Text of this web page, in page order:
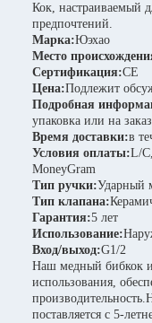
Кок, настраиваемый
предпочтений.
Марка:Юэхао
Место
Сертификация:CE
Цена:Подлежит
Подробная
упаковка или на заказ
Время доставки:в
Условия оплаты:L/
MoneyGram
Тип ручки:Ударный
Тип клапана:
Гарантия:5 лет
Использование:
Вход/выход:G1/2
Наш медный бибкок
использования,
поставляется с 5-